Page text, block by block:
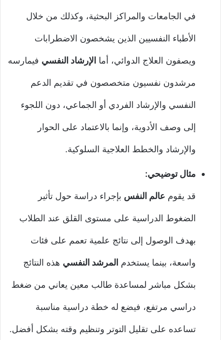
في الجامعات والمراكز البحثية، وكذلك من خلال
الأطباء النفسيين الذين يشخصون الاضطرابات
ويصفون العلاج الدوائي، أما الإرشاد النفسي فيمارسه
مرشدون نفسيون متخصصون في تقديم الدعم
النفسي والإرشاد الفردي أو الجماعي، دون اللجوء
إلى وصف الأدوية، وإنما بالاعتماد على الحوار
والإرشاد والخطط العلاجية السلوكية.
مثال توضيحي:
قد يقوم عالم النفس بإجراء دراسة حول تأثير
الضغوط الدراسية على مستوى القلق عند الطلاب
بهدف الوصول إلى نتائج علمية تعمم على فئات
واسعة، بينما يستخدم المرشد النفسي هذه النتائج
بشكل مباشر لمساعدة طالب معين يعاني من ضغط
دراسي مرتفع، فيضع له خطة دراسية مناسبة
تساعده على تقليل التوتر وتنظيم وقته بشكل أفضل.